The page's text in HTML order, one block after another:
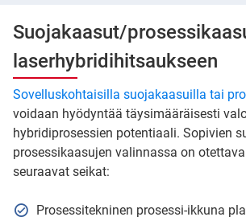
Suojakaasut/
laserhybridihitsaukseen
Sovelluskohtaisilla suojakaasuilla tai
voidaan hyödyntää täysimääräisesti
hybridiprosessien potentiaali. Sopivien
prosessikaasujen valinnassa on
seuraavat seikat:
Prosessitekninen prosessi-ikkuna